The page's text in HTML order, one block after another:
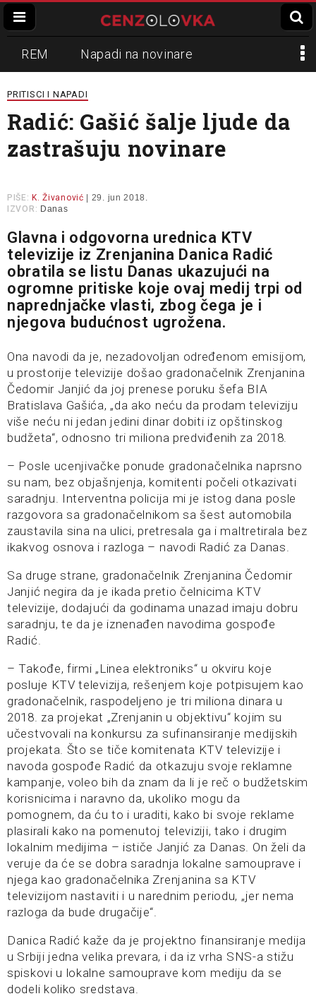
REM Napadi na novinare
Zvučni top
Propaganda Lokalni mediji
Informer Slavko Ćuruvija
PRITISCI I NAPADI
Radić: Gašić šalje ljude da
zastrašuju novinare
PIŠE: K. Živanović | 29. jun 2018.
IZVOR: Danas
Glavna i odgovorna urednica KTV
televizije iz Zrenjanina Danica Radić
obratila se listu Danas ukazujući na
ogromne pritiske koje ovaj medij trpi od
naprednjačke vlasti, zbog čega je i
njegova budućnost ugrožena.
Ona navodi da je, nezadovoljan određenom emisijom,
u prostorije televizije došao gradonačelnik Zrenjanina
Čedomir Janjić da joj prenese poruku šefa BIA
Bratislava Gašića, „da ako neću da prodam televiziju
više neću ni jedan jedini dinar dobiti iz opštinskog
budžeta“, odnosno tri miliona predviđenih za 2018.
– Posle ucenjivačke ponude gradonačelnika naprsno
su nam, bez objašnjenja, komitenti počeli otkazivati
saradnju. Interventna policija mi je istog dana posle
razgovora sa gradonačelnikom sa šest automobila
zaustavila sina na ulici, pretresala ga i maltretirala bez
ikakvog osnova i razloga – navodi Radić za Danas.
Sa druge strane, gradonačelnik Zrenjanina Čedomir
Janjić negira da je ikada pretio čelnicima KTV
televizije, dodajući da godinama unazad imaju dobru
saradnju, te da je iznenađen navodima gospođe
Radić.
– Takođe, firmi „Linea elektroniks“ u okviru koje
posluje KTV televizija, rešenjem koje potpisujem kao
gradonačelnik, raspodeljeno je tri miliona dinara u
2018. za projekat „Zrenjanin u objektivu“ kojim su
učestvovali na konkursu za sufinansiranje medijskih
projekata. Što se tiče komitenata KTV televizije i
navoda gospođe Radić da otkazuju svoje reklamne
kampanje, voleo bih da znam da li je reč o budžetskim
korisnicima i naravno da, ukoliko mogu da
pomognem, da ću to i uraditi, kako bi svoje reklame
plasirali kako na pomenutoj televiziji, tako i drugim
lokalnim medijima – ističe Janjić za Danas. On želi da
veruje da će se dobra saradnja lokalne samouprave i
njega kao gradonačelnika Zrenjanina sa KTV
televizijom nastaviti i u narednim periodu, „jer nema
razloga da bude drugačije“.
Danica Radić kaže da je projektno finansiranje medija
u Srbiji jedna velika prevara, i da iz vrha SNS-a stižu
spiskovi u lokalne samouprave kom mediju da se
dodeli koliko sredstava.